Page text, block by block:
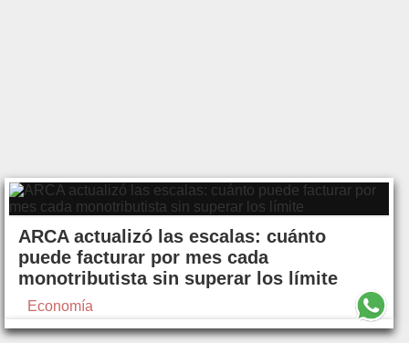
ARCA actualizó las escalas: cuánto
puede facturar por mes cada
monotributista sin superar los límite
Economía